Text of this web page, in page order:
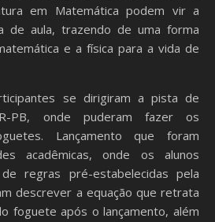
em Matemática podem vir a
de aula, trazendo de uma forma
e a física para a vida de
se dirigiram a pista de
PB, onde puderam fazer os
Lançamento que foram
acadêmicas, onde os alunos
regras pré-estabelecidas pela
descrever a equação que retrata
foguete após o lançamento, além